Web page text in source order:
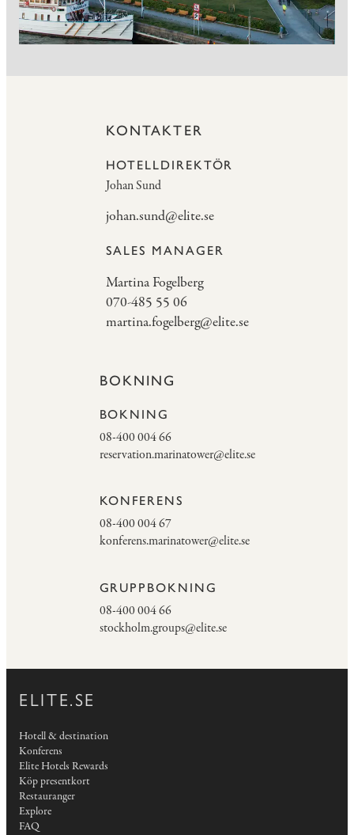
KONTAKTER
HOTELLDIREKTÖR
Johan Sund
johan.sund@elite.se
SALES MANAGER
Martina Fogelberg
070-485 55 06
martina.fogelberg@elite.se
BOKNING
BOKNING
08-400 004 66
reservation.marinatower@elite.se
KONFERENS
08-400 004 67
konferens.marinatower@elite.se
GRUPPBOKNING
08-400 004 66
stockholm.groups@elite.se
ELITE.SE
Hotell & destination
Konferens
Elite Hotels Rewards
Köp presentkort
Restauranger
Explore
FAQ